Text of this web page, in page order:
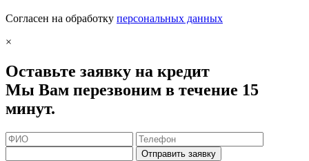
Согласен на обработку персональных данных
×
Оставьте заявку на кредит
Мы Вам перезвоним в течение 15
минут.
Отправить заявку